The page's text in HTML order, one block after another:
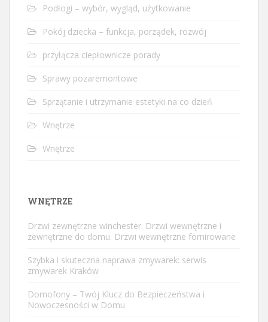
Podłogi – wybór, wygląd, użytkowanie
Pokój dziecka – funkcja, porządek, rozwój
przyłącza ciepłownicze porady
Sprawy pozaremontowe
Sprzątanie i utrzymanie estetyki na co dzień
Wnętrze
Wnętrze
WNĘTRZE
Drzwi zewnętrzne winchester. Drzwi wewnętrzne i
zewnętrzne do domu. Drzwi wewnętrzne fornirowane
Szybka i skuteczna naprawa zmywarek: serwis
zmywarek Kraków
Domofony – Twój Klucz do Bezpieczeństwa i
Nowoczesności w Domu